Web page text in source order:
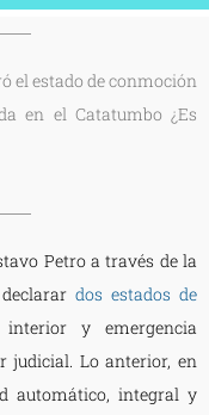
el estado de conmoción
en el Catatumbo ¿Es
Petro a través de la
dos estados de
interior y emergencia
judicial. Lo anterior, en
automático, integral y